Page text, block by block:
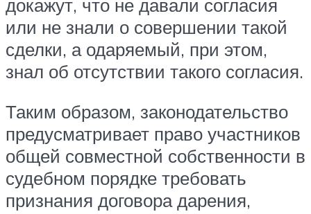
докажут, что не давали согласия
или не знали о совершении такой
сделки, а одаряемый, при этом,
знал об отсутствии такого согласия.
Таким образом, законодательство
предусматривает право участников
общей совместной собственности в
судебном порядке требовать
признания договора дарения,